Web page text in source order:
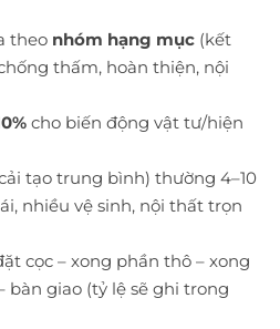
theo nhóm hạng mục (kết
thấm, hoàn thiện, nội
cho biến động vật tư/hiện
tạo trung bình) thường 4–10
nhiều vệ sinh, nội thất trọn
cọc – xong phần thô – xong
bàn giao (tỷ lệ sẽ ghi trong